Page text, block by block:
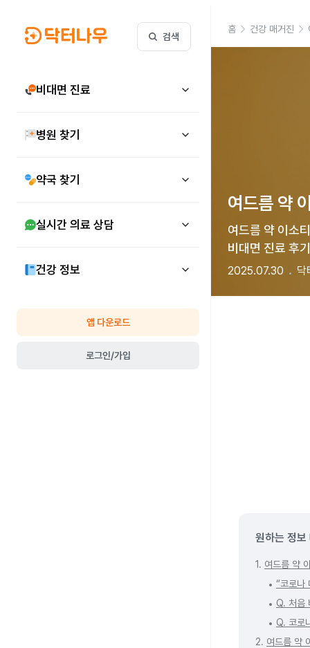
검색
비대면 진료
병원 찾기
약국 찾기
실시간 의료 상담
건강 정보
앱 다운로드
로그인/가입
홈 건강 매거진
여드름 약
여드름 약 이소
비대면 진료 후
2025.07.30 닥
원하는 정보
1. 여드름 약
“코로나
Q. 처음
Q. 코로
2. 여드름 약